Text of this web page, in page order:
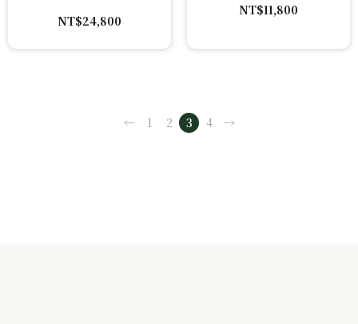
NT$24,800
NT$11,800
← 1 2 3 4 →